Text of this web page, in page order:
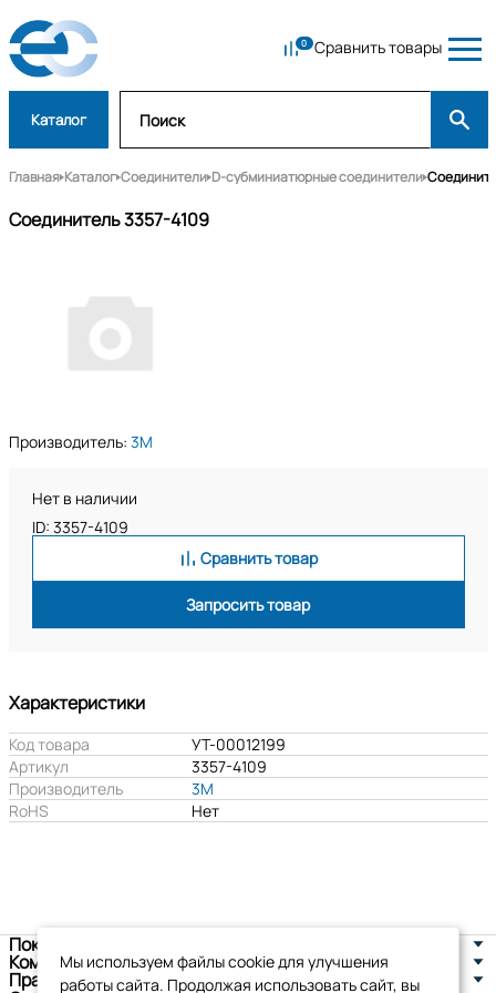
Сравнить товары
Каталог
Главная Каталог Соединители D-субминиатюрные соединители
Соединитель 3357-4109
Производитель: 3M
Нет в наличии
ID: 3357-4109
Сравнить товар
Запросить товар
Характеристики
Код товара
УТ-00012199
Артикул
3357-4109
Производитель
3M
RoHS
Нет
Покупателям
Компания
Правовая информация
Мы используем файлы cookie для улучшения
работы сайта. Продолжая использовать сайт, вы